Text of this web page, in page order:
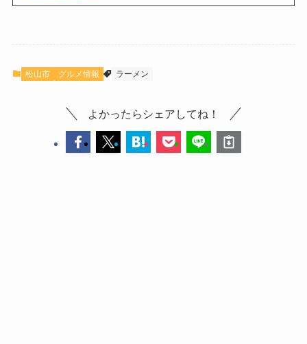
松山市 グルメ情報 ラーメン
よかったらシェアしてね！